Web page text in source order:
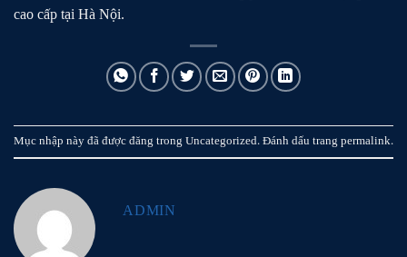
cao cấp tại Hà Nội.
Mục nhập này đã được đăng trong Uncategorized. Đánh dấu trang permalink.
ADMIN